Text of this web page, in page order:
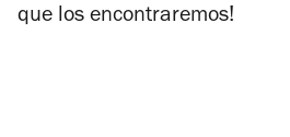
que los encontraremos!